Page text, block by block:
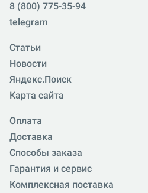
8 (800) 775-35-94
telegram
Статьи
Новости
Яндекс.Поиск
Карта сайта
Оплата
Доставка
Способы заказа
Гарантия и сервис
Комплексная поставка